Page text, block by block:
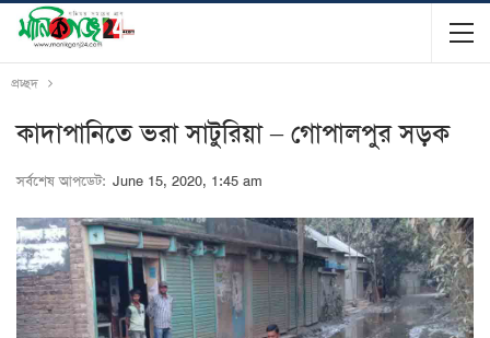
প্রচ্ছদ
কাদাপানিতে ভরা সাটুরিয়া – গোপালপুর সড়ক
সর্বশেষ আপডেট: June 15, 2020, 1:45 am